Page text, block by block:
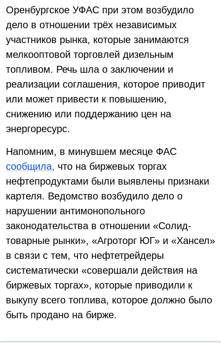
Оренбургское УФАС при этом возбудило
дело в отношении трёх независимых
участников рынка, которые занимаются
мелкооптовой торговлей дизельным
топливом. Речь шла о заключении и
реализации соглашения, которое приводит
или может привести к повышению,
снижению или поддержанию цен на
энергоресурс.
Напомним, в минувшем месяце ФАС
сообщила, что на биржевых торгах
нефтепродуктами были выявлены признаки
картеля. Ведомство возбудило дело о
нарушении антимонопольного
законодательства в отношении «Солид-
товарные рынки», «Агроторг ЮГ» и «Хансел»
в связи с тем, что нефтетрейдеры
систематически «совершали действия на
биржевых торгах», которые приводили к
выкупу всего топлива, которое должно было
быть продано на бирже.